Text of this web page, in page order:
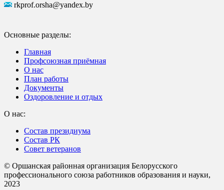
rkprof.orsha@yandex.by
Основные разделы:
Главная
Профсоюзная приёмная
О нас
План работы
Документы
Оздоровление и отдых
О нас:
Состав президиума
Состав РК
Совет ветеранов
© Оршанская районная организация Белорусского
профессионального союза работников образования и науки,
2023